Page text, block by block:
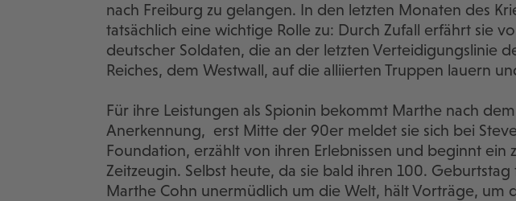
nach Freiburg zu gelangen. In den letzten Monaten des
tatsächlich eine wichtige Rolle zu: Durch Zufall erfährt sie
deutscher Soldaten, die an der letzten Verteidigungslinie
Reiches, dem Westwall, auf die alliierten Truppen lauern
Für ihre Leistungen als Spionin bekommt Marthe nach
Anerkennung, erst Mitte der 90er meldet sie sich bei
Foundation, erzählt von ihren Erlebnissen und beginnt ein
Zeitzeugin. Selbst heute, da sie bald ihren 100.
Marthe Cohn unermüdlich um die Welt, hält Vorträge, um